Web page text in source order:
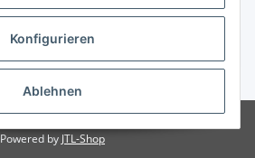
Konfigurieren
Ablehnen
Vertrag widerrufen
Powered by JTL-Shop